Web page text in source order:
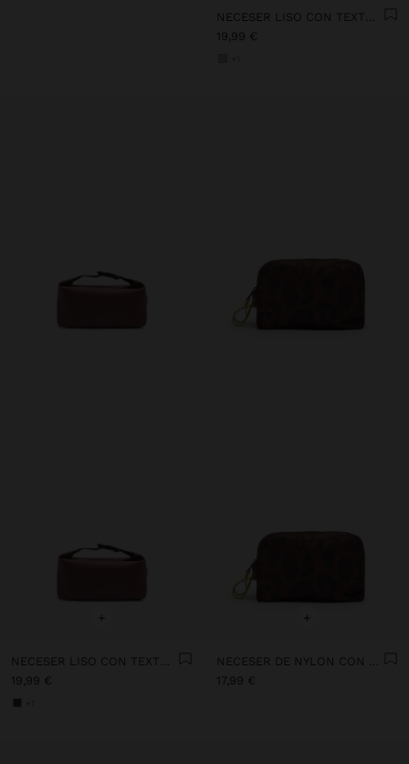
NECESER LISO CON TEXTURA SUAVE
19,99 €
+
19,99 €
+
17,99 €